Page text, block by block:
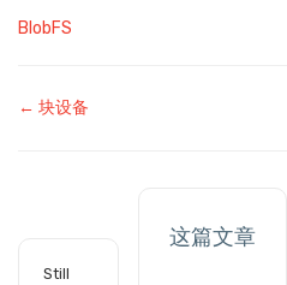
标
BlobFS
文
← 块设备
Still
这篇文章